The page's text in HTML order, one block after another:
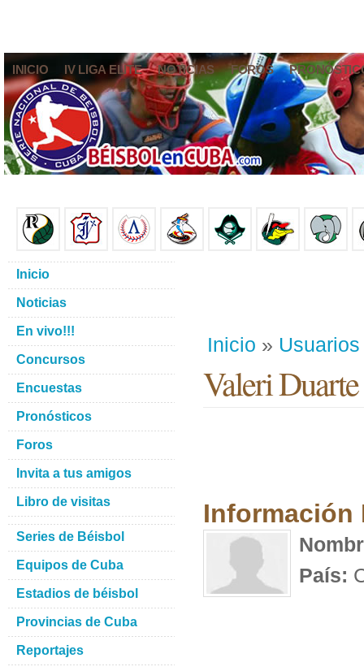
INICIO IV LIGA ELITE NOTICIAS FOROS
Inicio » Usuarios
Valeri
Información
País:
Inicio
Noticias
En vivo!!!
Concursos
Encuestas
Pronósticos
Foros
Invita a tus amigos
Libro de visitas
Series de Béisbol
Equipos de Cuba
Estadios de béisbol
Provincias de Cuba
Reportajes